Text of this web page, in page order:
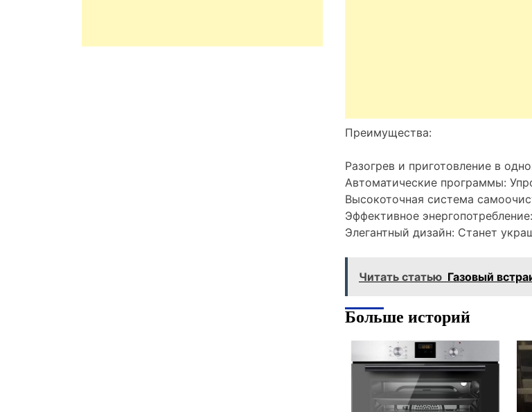
Преимущества:
Разогрев и приготовление в
Автоматические программы:
Высокоточная система
Эффективное
Элегантный дизайн: Станет
Читать статью Газовый
Больше историй